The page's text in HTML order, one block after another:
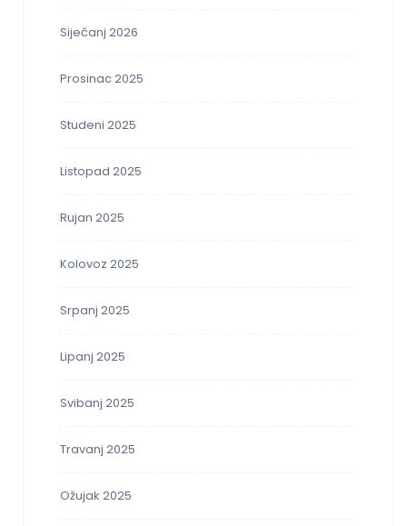
Siječanj 2026
Prosinac 2025
Studeni 2025
Listopad 2025
Rujan 2025
Kolovoz 2025
Srpanj 2025
Lipanj 2025
Svibanj 2025
Travanj 2025
Ožujak 2025